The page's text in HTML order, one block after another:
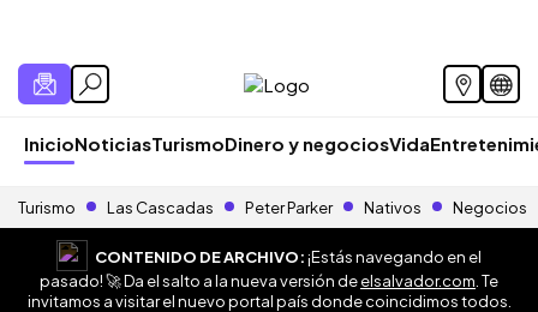
InicioNoticiasTurismoDinero y negociosVida
Turismo Las Cascadas Peter Parker Nativos Negocios
CONTENIDO DE ARCHIVO:¡Estás navegando en el
pasado! 🚀 Da el salto a la nueva versión deelsalvador.com . Te
invitamos a visitar el nuevo portal país donde coincidimos todos.